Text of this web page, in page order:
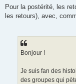
s
a
Pour la postérité, les
les retours), avec,
Bonjour !
Je suis fan des
des groupes qui